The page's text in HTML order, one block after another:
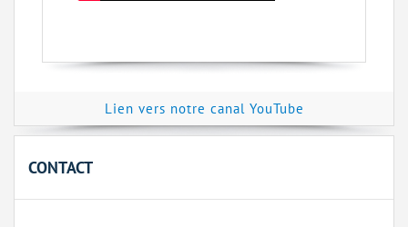
Lien vers notre canal YouTube
CONTACT